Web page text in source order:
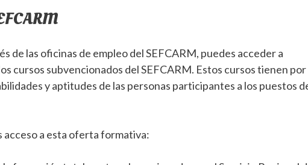
de las oficinas de empleo del SEFCARM, puedes acceder a
cursos subvencionados del SEFCARM. Estos cursos tienen por
y aptitudes de las personas participantes a los puestos
acceso a esta oferta formativa: